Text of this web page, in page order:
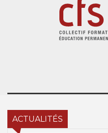
ACTUALITÉS